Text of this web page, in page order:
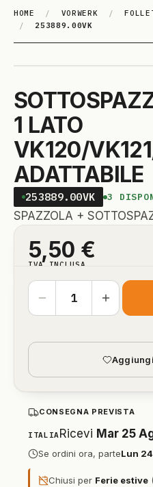
HOME / VORWERK /
/
253889.00VK
1 LATO
VK120/
ADATTABILE
253889.00VK 3
SPAZZOLA +
5,50 €
IVA INCLUSA
CONSEGNA PREVISTA
ITALIA Ricevi Mar 25
Se ordini ora, parteLun
Chiusi per Ferie estive